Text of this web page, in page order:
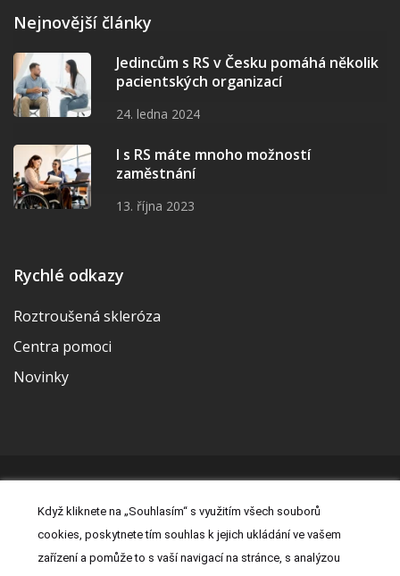
Nejnovější články
Jedincům s RS v Česku pomáhá několik
pacientských organizací
24. ledna 2024
I s RS máte mnoho možností
zaměstnání
13. října 2023
Rychlé odkazy
Roztroušená skleróza
Centra pomoci
Novinky
Právní prohlášení|Prohlášení o cookies|Nastavení cookies
Kontakt|Zásady zpracování osobních údajů
Když kliknete na „Souhlasím“ s využitím všech souborů
cookies, poskytnete tím souhlas k jejich ukládání ve vašem
zařízení a pomůže to s vaší navigací na stránce, s analýzou